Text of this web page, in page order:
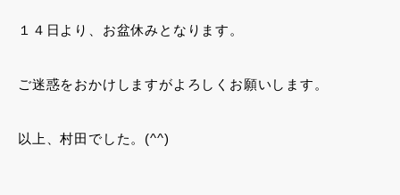
１４日より、お盆休みとなります。
ご迷惑をおかけしますがよろしくお願いします。
以上、村田でした。(^^)